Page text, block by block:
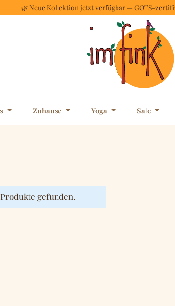
🌿 Neue Kollektion jetzt verfügbar — GOTS-
Zuhause Yoga Sale
gefunden.